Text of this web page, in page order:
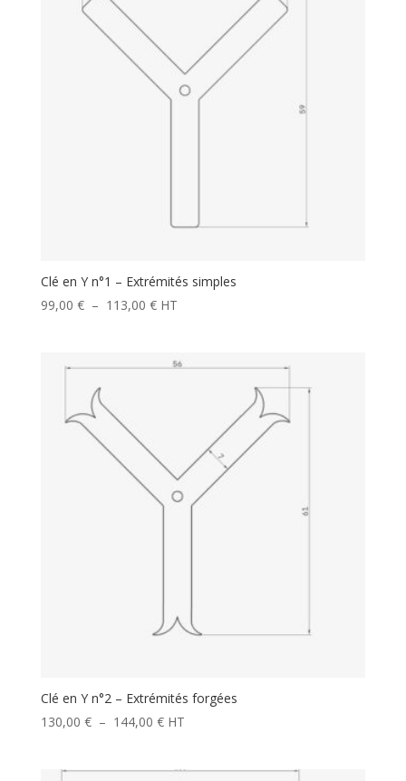
Clé en Y n°1 – Extrémités simples
99,00 € – 113,00 €Plage
99,00 €
HT
Clé en Y n°2 – Extrémités forgées
130,00 € – 144,00 €Plage
HT